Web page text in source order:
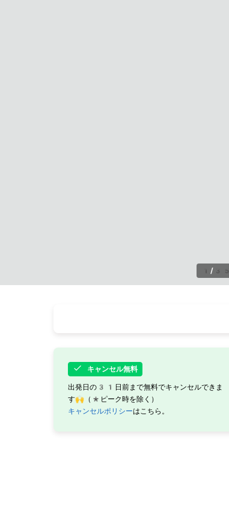
1 / 35
キャンセル無料
出発日の31日前まで無料でキャンセルできま
す🙌（*ピーク時を除く）
キャンセルポリシーはこちら。